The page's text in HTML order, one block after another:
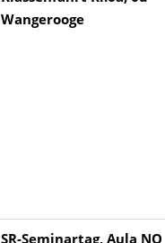
Wangerooge
SR-Seminartag, Aula NO